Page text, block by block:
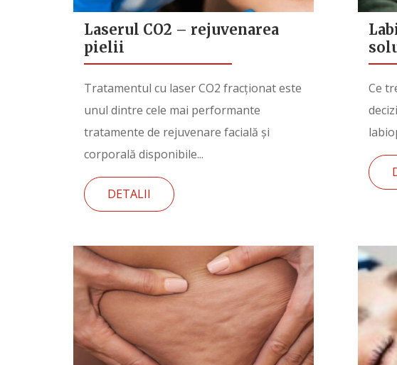
Laserul CO2 – rejuvenarea
pielii
Tratamentul cu laser CO2 fracționat este
unul dintre cele mai performante
tratamente de rejuvenare facială și
corporală disponibile...
DETALII
Ce